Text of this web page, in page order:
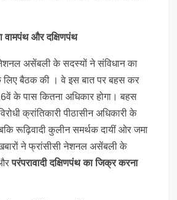
वामपंथ और दक्षिणपंथ
असेंबली के सदस्यों ने संविधान का
लिए बैठक की । वे इस बात पर बहस कर
के पास कितना अधिकार होगा। बहस
क्रांतिकारी पीठासीन अधिकारी के
रूढ़िवादी कुलीन समर्थक दायीं ओर जमा
ने फ्रांसीसी नेशनल असेंबली के
परंपरावादी दक्षिणपंथ का जिक्र करना